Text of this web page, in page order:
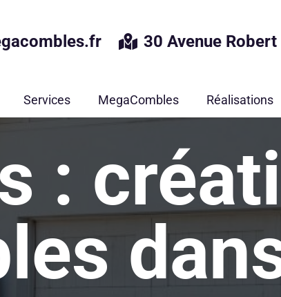
30 Avenue
Services MegaCombles Réalisations
: